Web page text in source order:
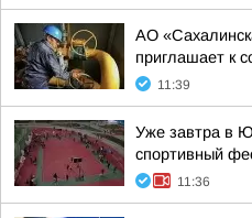
АО
приглашает к
11:39
Уже завтра в
спортивный
11:36